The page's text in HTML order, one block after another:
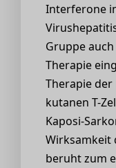
Interferone
Gruppe
Therapie
Therapie der
kutanen T-
Kaposi-
Wirksamkeit
beruht zum